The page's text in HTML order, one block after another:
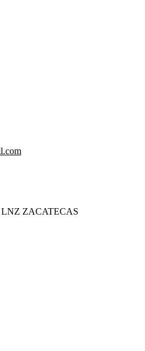
LNZ ZACATECAS